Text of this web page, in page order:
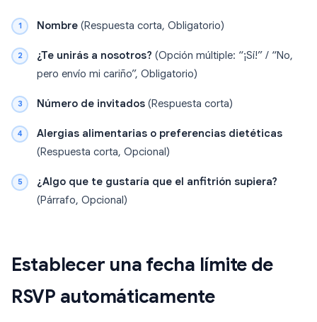
Nombre (Respuesta corta, Obligatorio)
¿Te unirás a nosotros? (Opción múltiple: “¡Sí!” / “No,
pero envío mi cariño”, Obligatorio)
Número de invitados (Respuesta corta)
Alergias alimentarias o preferencias dietéticas
(Respuesta corta, Opcional)
¿Algo que te gustaría que el anfitrión supiera?
(Párrafo, Opcional)
Establecer una fecha límite de
RSVP automáticamente